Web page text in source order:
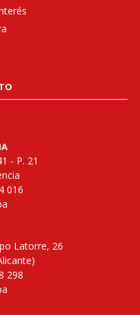
- P. 21
016
Latorre, 26
298